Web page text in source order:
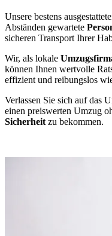
Unsere bestens
Abständen gewartete
sicheren Transport Ihrer
Wir, als lokale
können Ihnen wertvolle
effizient und reibungslos
Verlassen Sie sich auf das
einen preiswerten Umzug
Sicherheit zu bekommen.